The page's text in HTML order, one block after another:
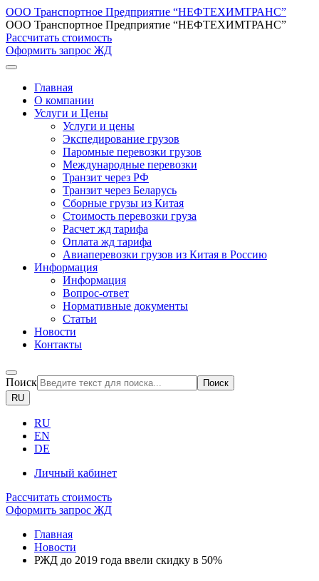
ООО Транспортное Предприятие “НЕФТЕХИМТРАНС”
ООО Транспортное Предприятие “НЕФТЕХИМТРАНС”
Рассчитать стоимость
Оформить запрос ЖД
Главная
О компании
Услуги и Цены
Услуги и цены
Экспедирование грузов
Паромные перевозки грузов
Международные перевозки
Транзит через РФ
Транзит через Беларусь
Сборные грузы из Китая
Стоимость перевозки груза
Расчет жд тарифа
Оплата жд тарифа
Авиаперевозки грузов из Китая в Россию
Информация
Информация
Вопрос-ответ
Нормативные документы
Статьи
Новости
Контакты
Поиск
Поиск
RU
RU
EN
DE
Личный кабинет
Рассчитать стоимость
Оформить запрос ЖД
Главная
Новости
РЖД до 2019 года ввели скидку в 50%